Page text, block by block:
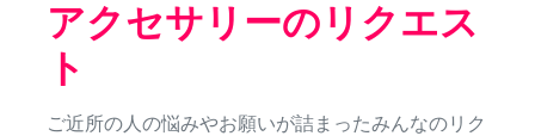
アクセサリーのリクエス
ト
ご近所の人の悩みやお願いが詰まったみんなのリク